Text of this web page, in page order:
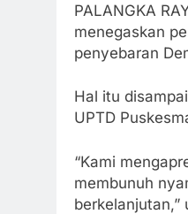
PALANGKA
menegaskan
penyebaran
Hal itu
UPTD
“Kami
membunuh